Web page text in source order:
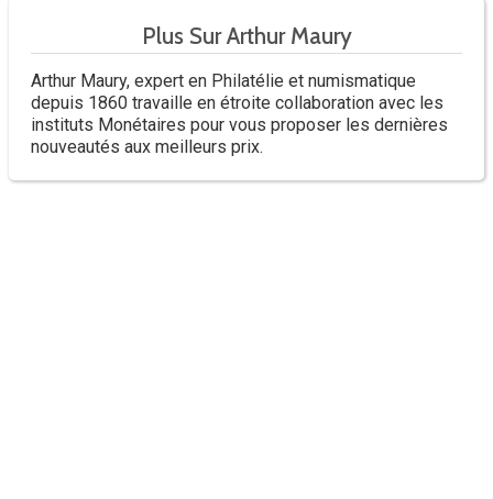
Plus Sur Arthur Maury
Arthur Maury, expert en Philatélie et numismatique
depuis 1860 travaille en étroite collaboration avec les
instituts Monétaires pour vous proposer les dernières
nouveautés aux meilleurs prix.